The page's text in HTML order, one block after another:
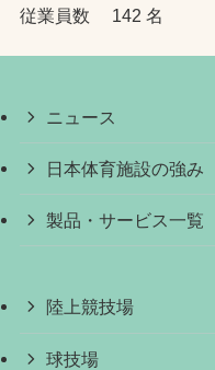
従業員数 142 名
ニュース
日本体育施設の強み
製品・サービス一覧
陸上競技場
球技場